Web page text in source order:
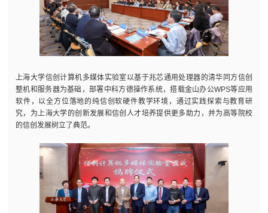
上海大学信创计算机多媒体实验室以基于兆芯通用处理器的清华同方信创
整机和服务器为基础，部署中科方德操作系统，搭载金山办公WPS等应用
软件，以全方位落地的纯信创软硬件教学环境，通过实践探索与教育研
究，为上海大学的创新发展和信创人才培养提供更多助力，并为高等院校
的信创发展树立了典范。